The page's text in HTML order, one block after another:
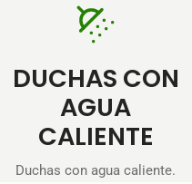
DUCHAS CON
AGUA
CALIENTE
Duchas con agua caliente.